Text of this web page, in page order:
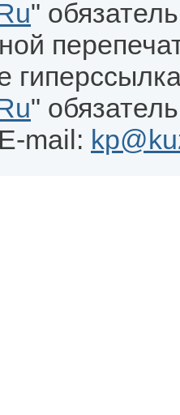
"
"
mail: